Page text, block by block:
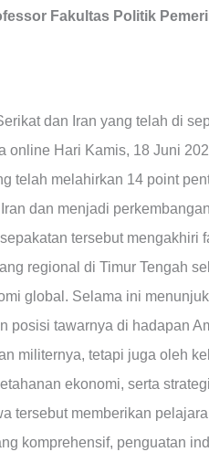
Fakultas Politik
dan Iran yang telah di
online Hari Kamis, 18 Juni
telah melahirkan 14 point
dan menjadi
tersebut mengakhiri
regional di Timur Tengah
global. Selama ini
posisi tawarnya di hadapan
militernya, tetapi juga oleh
ekonomi, serta
tersebut memberikan
komprehensif, penguatan